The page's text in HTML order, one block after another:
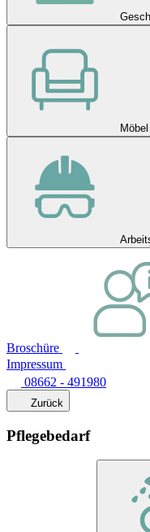
Broschüre
Impressum
08662 - 491980
Zurück
Pflegebedarf